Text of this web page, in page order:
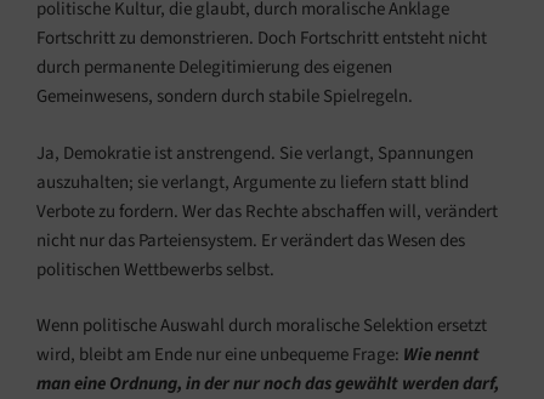
politische Kultur, die glaubt, durch moralische Anklage
Fortschritt zu demonstrieren. Doch Fortschritt entsteht nicht
durch permanente Delegitimierung des eigenen
Gemeinwesens, sondern durch stabile Spielregeln.
Ja, Demokratie ist anstrengend. Sie verlangt, Spannungen
auszuhalten; sie verlangt, Argumente zu liefern statt blind
Verbote zu fordern. Wer das Rechte abschaffen will, verändert
nicht nur das Parteiensystem. Er verändert das Wesen des
politischen Wettbewerbs selbst.
Wenn politische Auswahl durch moralische Selektion ersetzt
wird, bleibt am Ende nur eine unbequeme Frage: Wie nennt
man eine Ordnung, in der nur noch das gewählt werden darf,